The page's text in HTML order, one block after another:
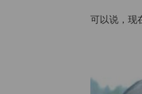
可以说，现